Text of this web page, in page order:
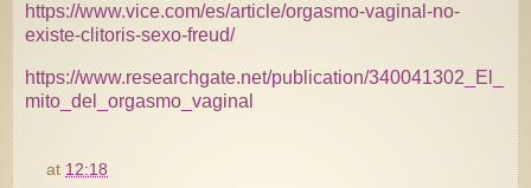
https://www.vice.com/es/article/orgasmo-vaginal-no-
existe-clitoris-sexo-freud/
https://www.researchgate.net/publication/340041302_El_
mito_del_orgasmo_vaginal
at 12:18